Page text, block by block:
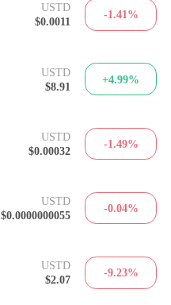
USTD
$0.0011
-1.41%
USTD
$8.91
+4.99%
USTD
$0.00032
-1.49%
USTD
$0.0000000055
-0.04%
USTD
$2.07
-9.23%